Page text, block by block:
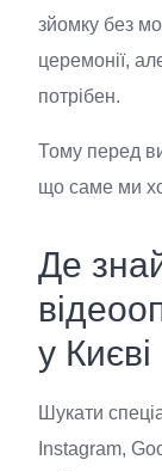
зйомку без
церемонії,
потрібен.
Тому перед
що саме ми
Де
у Києві
Шукати
Instagram,